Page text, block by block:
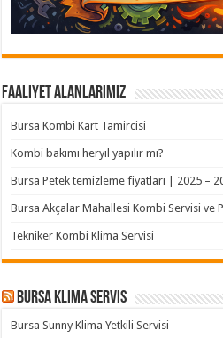
Faaliyet Alanlarımız
Bursa Kombi Kart Tamircisi
Kombi bakımı heryıl yapılır mı?
Bursa Petek temizleme fiyatları | 2025 –
Bursa Akçalar Mahallesi Kombi Servisi ve
Tekniker Kombi Klima Servisi
Bursa klima servis
Bursa Sunny Klima Yetkili Servisi